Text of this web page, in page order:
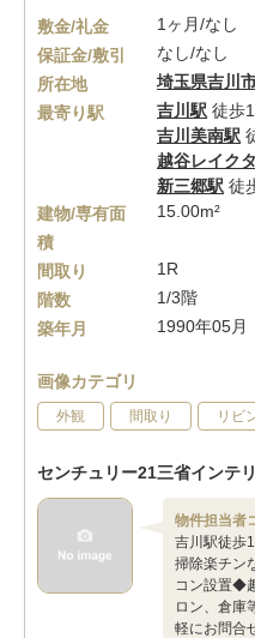
敷金/礼金
1ヶ月/なし
保証金/敷引
なし/なし
所在地
埼玉県吉川
最寄り駅
吉川駅 徒歩
吉川美南駅
越谷レイク
新三郷駅 徒
建物/専有面
積
15.00m²
間取り
1R
階数
1/3階
築年月
1990年05月
画像カテゴリ
外観 間取り リビ
センチュリー21三省インテ
物件担当者
吉川駅徒歩
掃除楽チン
コン設置◆
ロン、倉庫
軽にお問合